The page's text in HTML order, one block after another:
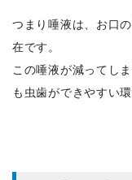
つまり唾液は、お口
在です。
この唾液が減ってし
も虫歯ができやすい